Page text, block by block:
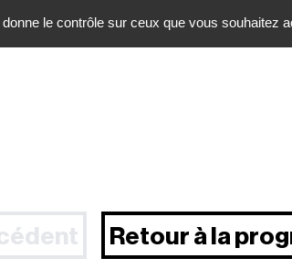
Retour à la
le contrôle sur ceux que vous souhaitez